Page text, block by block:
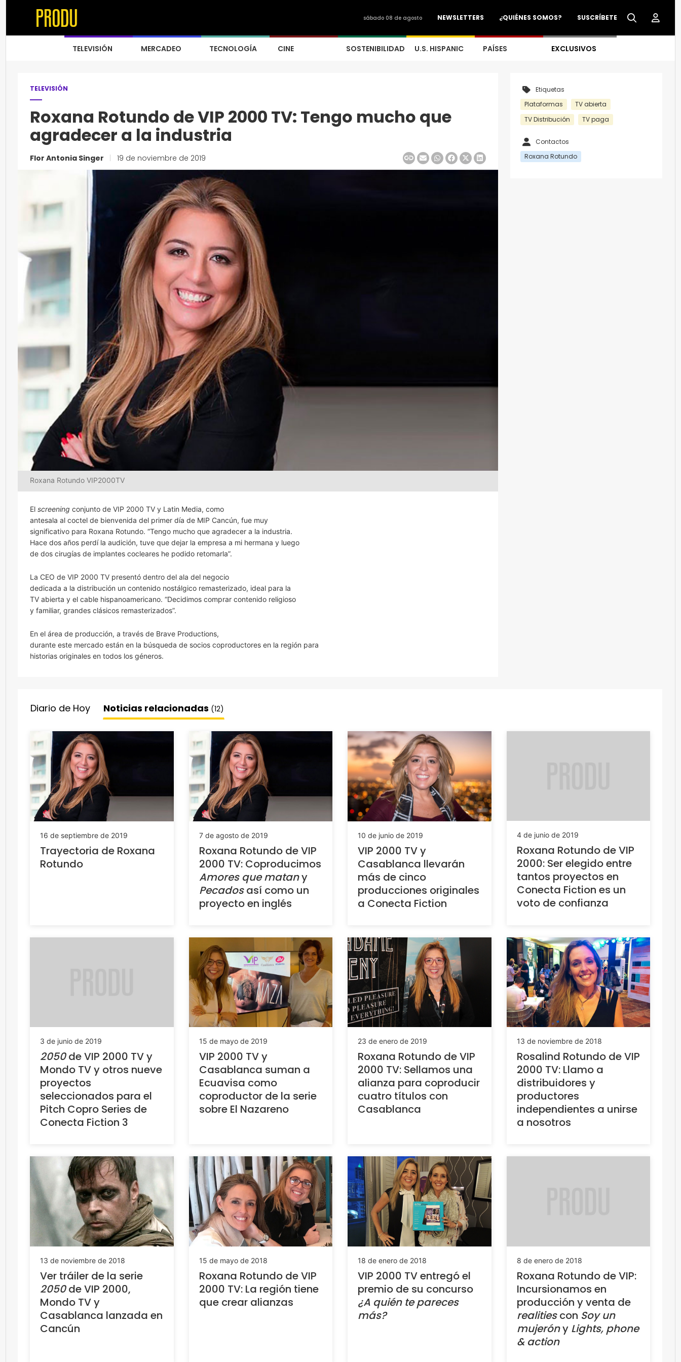
SUSCRÍBETE
¿QUIÉNES SOMOS?
NEWSLETTERS
sábado 08 de agosto
TELEVISIÓN MERCADEO TECNOLOGÍA CINE SOSTENIBILIDAD U.S. HISPANIC PAÍSES EXCLUSIVOS
TELEVISIÓN
Roxana Rotundo de VIP 2000 TV: Tengo mucho que
agradecer a la industria
Flor Antonia Singer 19 de noviembre de 2019
Roxana Rotundo VIP2000TV
El screening conjunto de VIP 2000 TV y Latin Media, como
antesala al coctel de bienvenida del primer día de MIP Cancún, fue muy
significativo para Roxana Rotundo. “Tengo mucho que agradecer a la industria.
Hace dos años perdí la audición, tuve que dejar la empresa a mi hermana y luego
de dos cirugías de implantes cocleares he podido retomarla”.
La CEO de VIP 2000 TV presentó dentro del ala del negocio
dedicada a la distribución un contenido nostálgico remasterizado, ideal para la
TV abierta y el cable hispanoamericano. “Decidimos comprar contenido religioso
y familiar, grandes clásicos remasterizados”.
En el área de producción, a través de Brave Productions,
durante este mercado están en la búsqueda de socios coproductores en la región para
historias originales en todos los géneros.
Etiquetas
Plataformas
TV abierta
TV Distribución
TV paga
Contactos
Roxana Rotundo
Diario de Hoy Noticias relacionadas (12)
16 de septiembre de 2019
Trayectoria de Roxana
Rotundo
7 de agosto de 2019
Roxana Rotundo de VIP
2000 TV: Coproducimos
Amores que matany
Pecadosasí como un
proyecto en inglés
10 de junio de 2019
VIP 2000 TV y
Casablanca llevarán
más de cinco
producciones originales
a Conecta Fiction
4 de junio de 2019
Roxana Rotundo de VIP
2000: Ser elegido entre
tantos proyectos en
Conecta Fiction es un
voto de confianza
3 de junio de 2019
2050de VIP 2000 TV y
Mondo TV y otros nueve
proyectos
seleccionados para el
Pitch Copro Series de
Conecta Fiction 3
15 de mayo de 2019
VIP 2000 TV y
Casablanca suman a
Ecuavisa como
coproductor de la serie
sobre El Nazareno
23 de enero de 2019
Roxana Rotundo de VIP
2000 TV: Sellamos una
alianza para coproducir
cuatro títulos con
Casablanca
13 de noviembre de 2018
Rosalind Rotundo de VIP
2000 TV: Llamo a
distribuidores y
productores
independientes a unirse
a nosotros
13 de noviembre de 2018
Ver tráiler de la serie
2050de VIP 2000,
Mondo TV y
Casablanca lanzada en
Cancún
15 de mayo de 2018
Roxana Rotundo de VIP
2000 TV: La región tiene
que crear alianzas
18 de enero de 2018
VIP 2000 TV entregó el
premio de su concurso
¿A quién te pareces
más?
8 de enero de 2018
Roxana Rotundo de VIP:
Incursionamos en
producción y venta de
realitiescon Soy un
mujeróny Lights, phone
& action